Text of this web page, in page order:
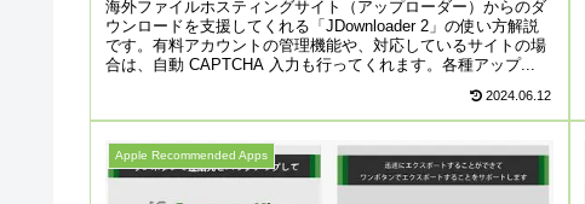
海外ファイルホスティングサイト（アップローダー）からのダ
ウンロードを支援してくれる「JDownloader 2」の使い方解説
です。有料アカウントの管理機能や、対応しているサイトの場
合は、自動 CAPTCHA 入力も行ってくれます。各種アップ...
2024.06.12
Apple Recommended Apps